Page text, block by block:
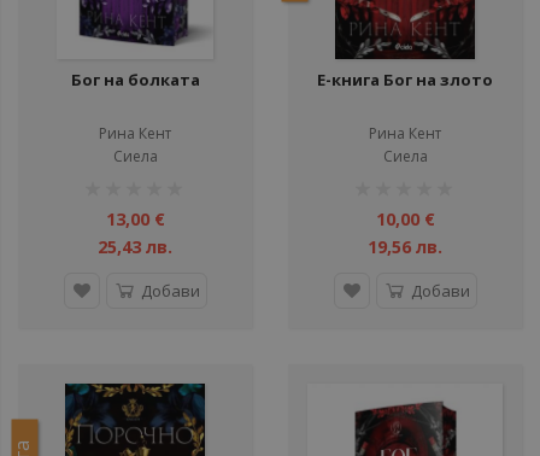
Бог на болката
Рина Кент
Сиела
13,00 €
25,43 лв.
Добави
Е-книга Бог на злото
Рина Кент
Сиела
10,00 €
19,56 лв.
Добави